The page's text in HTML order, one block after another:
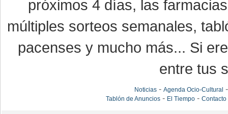
próximos 4 días, las
múltiples sorteos semanales,
pacenses y mucho más... Si
entre tus
Noticias- Agenda Ocio-Cultural
Tablón de Anuncios- El Tiempo- Contacto